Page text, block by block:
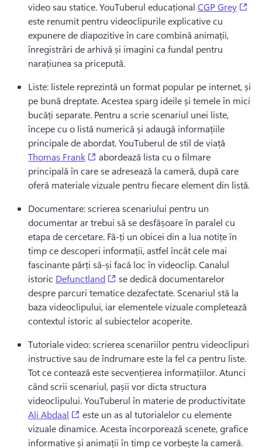
video sau statice. YouTuberul educațional CGP Grey
este renumit pentru videoclipurile explicative cu
expunere de diapozitive în care combină animații,
înregistrări de arhivă și imagini ca fundal pentru
narațiunea sa pricepută.
Liste: listele reprezintă un format popular pe internet, și
pe bună dreptate. Acestea sparg ideile și temele în mici
bucăți separate. Pentru a scrie scenariul unei liste,
începe cu o listă numerică și adaugă informațiile
principale de abordat. YouTuberul de stil de viață
Thomas Frank
(opens in a new tab)
abordează lista cu o filmare
principală în care se adresează la cameră, după care
oferă materiale vizuale pentru fiecare element din listă.
Documentare: scrierea scenariului pentru un
documentar ar trebui să se desfășoare în paralel cu
etapa de cercetare. Fă-ți un obicei din a lua notițe în
timp ce descoperi informații, astfel încât cele mai
fascinante părți să-și facă loc în videoclip. Canalul
istoric Defunctland (opens in a new tab)
se dedică documentarelor
despre parcuri tematice dezafectate. Scenariul stă la
baza videoclipului, iar elementele vizuale completează
contextul istoric al subiectelor acoperite.
Tutoriale video: scrierea scenariilor pentru videoclipuri
Tot ce contează este secvențierea informațiilor. Atunci
când scrii scenariul, pașii vor dicta structura
videoclipului. YouTuberul în materie de productivitate
Ali Abdaal
(opens in a new tab)
este un as al tutorialelor cu elemente
vizuale dinamice. Acesta încorporează scenete, grafice
informative și animații în timp ce vorbește la cameră.